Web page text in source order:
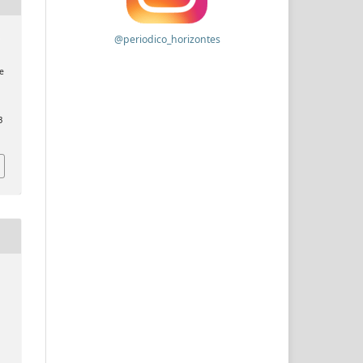
@periodico_horizontes